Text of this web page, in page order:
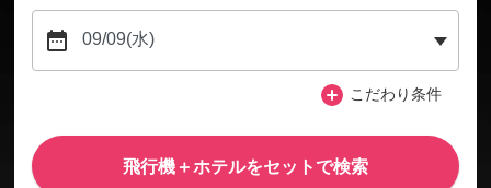
こだわり条件
飛行機＋ホテルをセットで検索